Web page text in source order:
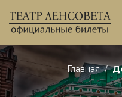
Главная /